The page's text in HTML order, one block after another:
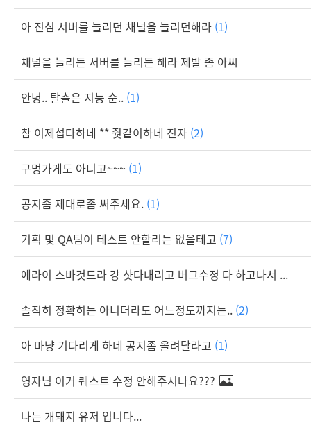
아 진심 서버를 늘리던 채널을 늘리던해라 (1)
채널을 늘리든 서버를 늘리든 해라 제발 좀 아씨
안녕.. 탈출은 지능 순.. (1)
참 이제섭다하네 ** 줫같이하네 진자 (2)
구멍가게도 아니고~~~ (1)
공지좀 제대로좀 써주세요. (1)
기획 및 QA팀이 테스트 안할리는 없을테고 (7)
에라이 스바것드라 걍 샷다내리고 버그수정 다 하고나서 ...
솔직히 정확히는 아니더라도 어느정도까지는.. (2)
아 마냥 기다리게 하네 공지좀 올려달라고 (1)
영자님 이거 퀘스트 수정 안해주시나요???
나는 개돼지 유저 입니다...